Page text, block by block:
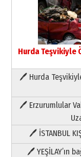
Hurda Teşvikiyle
🖊 Hurda
🖊 Erzurumlular
🖊 İSTANBUL
🖊 YEŞİLAY’ın
Paranın Aile
09